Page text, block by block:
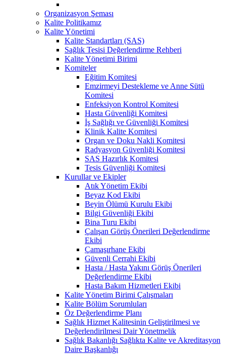
Organizasyon Şeması
Kalite Politikamız
Kalite Yönetimi
Kalite Standartları (SAS)
Sağlık Tesisi Değerlendirme Rehberi
Kalite Yönetimi Birimi
Komiteler
Eğitim Komitesi
Emzirmeyi Destekleme ve Anne Sütü
Komitesi
Enfeksiyon Kontrol Komitesi
Hasta Güvenliği Komitesi
İş Sağlığı ve Güvenliği Komitesi
Klinik Kalite Komitesi
Organ ve Doku Nakli Komitesi
Radyasyon Güvenliği Komitesi
SAS Hazırlık Komitesi
Tesis Güvenliği Komitesi
Kurullar ve Ekipler
Atık Yönetim Ekibi
Beyaz Kod Ekibi
Beyin Ölümü Kurulu Ekibi
Bilgi Güvenliği Ekibi
Bina Turu Ekibi
Çalışan Görüş Önerileri Değerlendirme
Ekibi
Çamaşırhane Ekibi
Güvenli Cerrahi Ekibi
Hasta / Hasta Yakını Görüş Önerileri
Değerlendirme Ekibi
Hasta Bakım Hizmetleri Ekibi
Kalite Yönetim Birimi Çalışmaları
Kalite Bölüm Sorumluları
Öz Değerlendirme Planı
Sağlık Hizmet Kalitesinin Geliştirilmesi ve
Değerlendirilmesi Dair Yönetmelik
Sağlık Bakanlığı Sağlıkta Kalite ve Akreditasyon
Daire Başkanlığı